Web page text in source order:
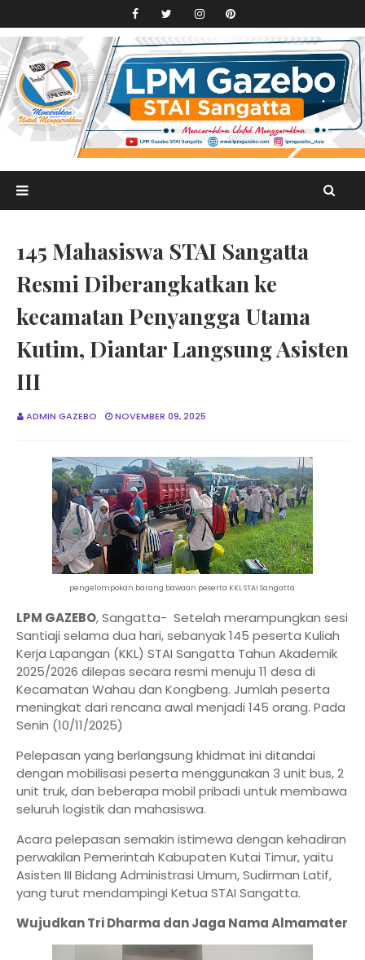
145 Mahasiswa STAI Sangatta
Resmi Diberangkatkan ke
kecamatan Penyangga Utama
Kutim, Diantar Langsung Asisten
III
ADMIN GAZEBO NOVEMBER 09, 2025
pengelompokan barang bawaan peserta KKL STAI Sangatta
LPM GAZEBO, Sangatta- Setelah merampungkan sesi
Santiaji selama dua hari, sebanyak 145 peserta Kuliah
Kerja Lapangan (KKL) STAI Sangatta Tahun Akademik
2025/2026 dilepas secara resmi menuju 11 desa di
Kecamatan Wahau dan Kongbeng. Jumlah peserta
meningkat dari rencana awal menjadi 145 orang. Pada
Senin (10/11/2025)
Pelepasan yang berlangsung khidmat ini ditandai
dengan mobilisasi peserta menggunakan 3 unit bus, 2
unit truk, dan beberapa mobil pribadi untuk membawa
seluruh logistik dan mahasiswa.
Acara pelepasan semakin istimewa dengan kehadiran
perwakilan Pemerintah Kabupaten Kutai Timur, yaitu
Asisten III Bidang Administrasi Umum, Sudirman Latif,
yang turut mendampingi Ketua STAI Sangatta.
Wujudkan Tri Dharma dan Jaga Nama Almamater